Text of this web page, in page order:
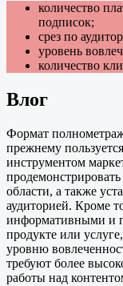
количество
подписок;
срез по
уровень
количество
Влог
Формат
прежнему
инструментом
области, а также
аудиторией. Кроме
информативными и
продукте или
уровню
требуют более
работы над